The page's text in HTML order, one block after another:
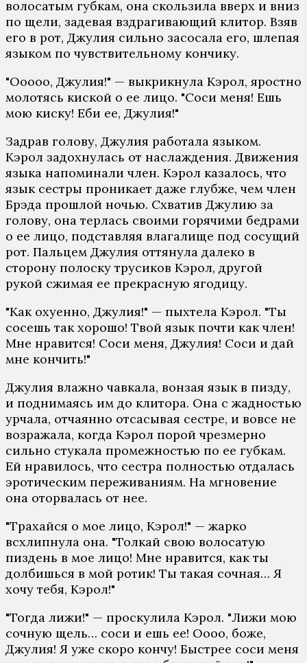
волосатым губкам, она скользила вверх и вниз
по щели, задевая вздрагивающий клитор. Взяв
его в рот, Джулия сильно засосала его, шлепая
языком по чувствительному кончику.
"Ооооо, Джулия!" — выкрикнула Кэрол, яростно
молотясь киской о ее лицо. "Соси меня! Ешь
мою киску! Еби ее, Джулия!"
Задрав голову, Джулия работала языком.
Кэрол задохнулась от наслаждения. Движения
языка напоминали член. Кэрол казалось, что
язык сестры проникает даже глубже, чем член
Брэда прошлой ночью. Схватив Джулию за
голову, она терлась своими горячими бедрами
о ее лицо, подставляя влагалище под сосущий
рот. Пальцем Джулия оттянула далеко в
сторону полоску трусиков Кэрол, другой
рукой сжимая ее прекрасную ягодицу.
"Как охуенно, Джулия!" — пыхтела Кэрол. "Ты
сосешь так хорошо! Твой язык почти как член!
Мне нравится! Соси меня, Джулия! Соси и дай
мне кончить!"
Джулия влажно чавкала, вонзая язык в пизду,
и поднимаясь им до клитора. Она с жадностью
урчала, отчаянно отсасывая сестре, и вовсе не
возражала, когда Кэрол порой чрезмерно
сильно стукала промежностью по ее губкам.
Ей нравилось, что сестра полностью отдалась
эротическим переживаниям. На мгновение
она оторвалась от нее.
"Трахайся о мое лицо, Кэрол!" — жарко
всхлипнула она. "Толкай свою волосатую
пиздень в мое лицо! Мне нравится, как ты
долбишься в мой ротик! Ты такая сочная… Я
хочу тебя, Кэрол!"
"Тогда лижи!" — проскулила Кэрол. "Лижи мою
сочную щель… соси и ешь ее! Оооо, боже,
Джулия! Я уже скоро кончу! Быстрее соси меня